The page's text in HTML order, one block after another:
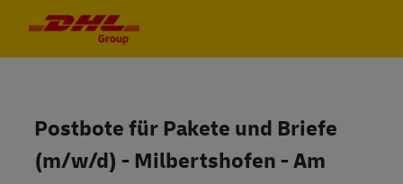
Postbote für Pakete und Briefe
(m/w/d) - Milbertshofen - Am